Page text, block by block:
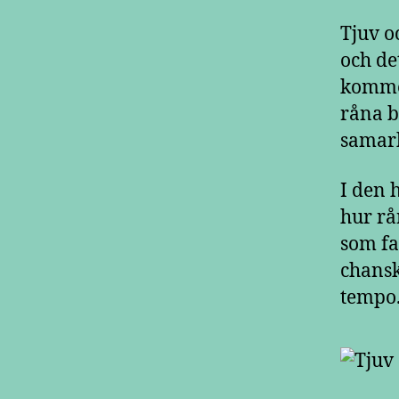
Tjuv
och
råna
I den
hur
som